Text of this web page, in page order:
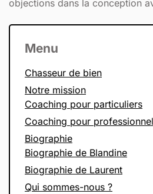
objections dans la conception
Menu
Chasseur de bien
Notre mission
Coaching pour particuliers
Coaching pour
Biographie
Biographie de Blandine
Biographie de Laurent
Qui sommes-nous ?